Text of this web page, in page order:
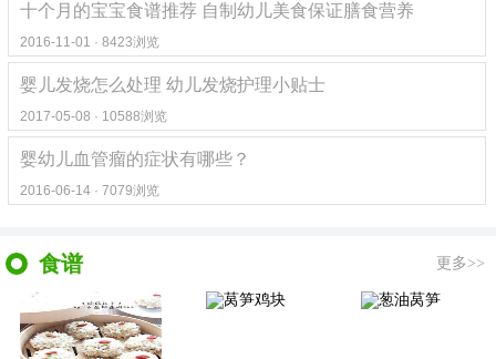
十个月的宝宝食谱推荐 自制幼儿美食保证膳食营养
2016-11-01 · 8423浏览
婴儿发烧怎么处理 幼儿发烧护理小贴士
2017-05-08 · 10588浏览
婴幼儿血管瘤的症状有哪些？
2016-06-14 · 7079浏览
食谱 更多>>